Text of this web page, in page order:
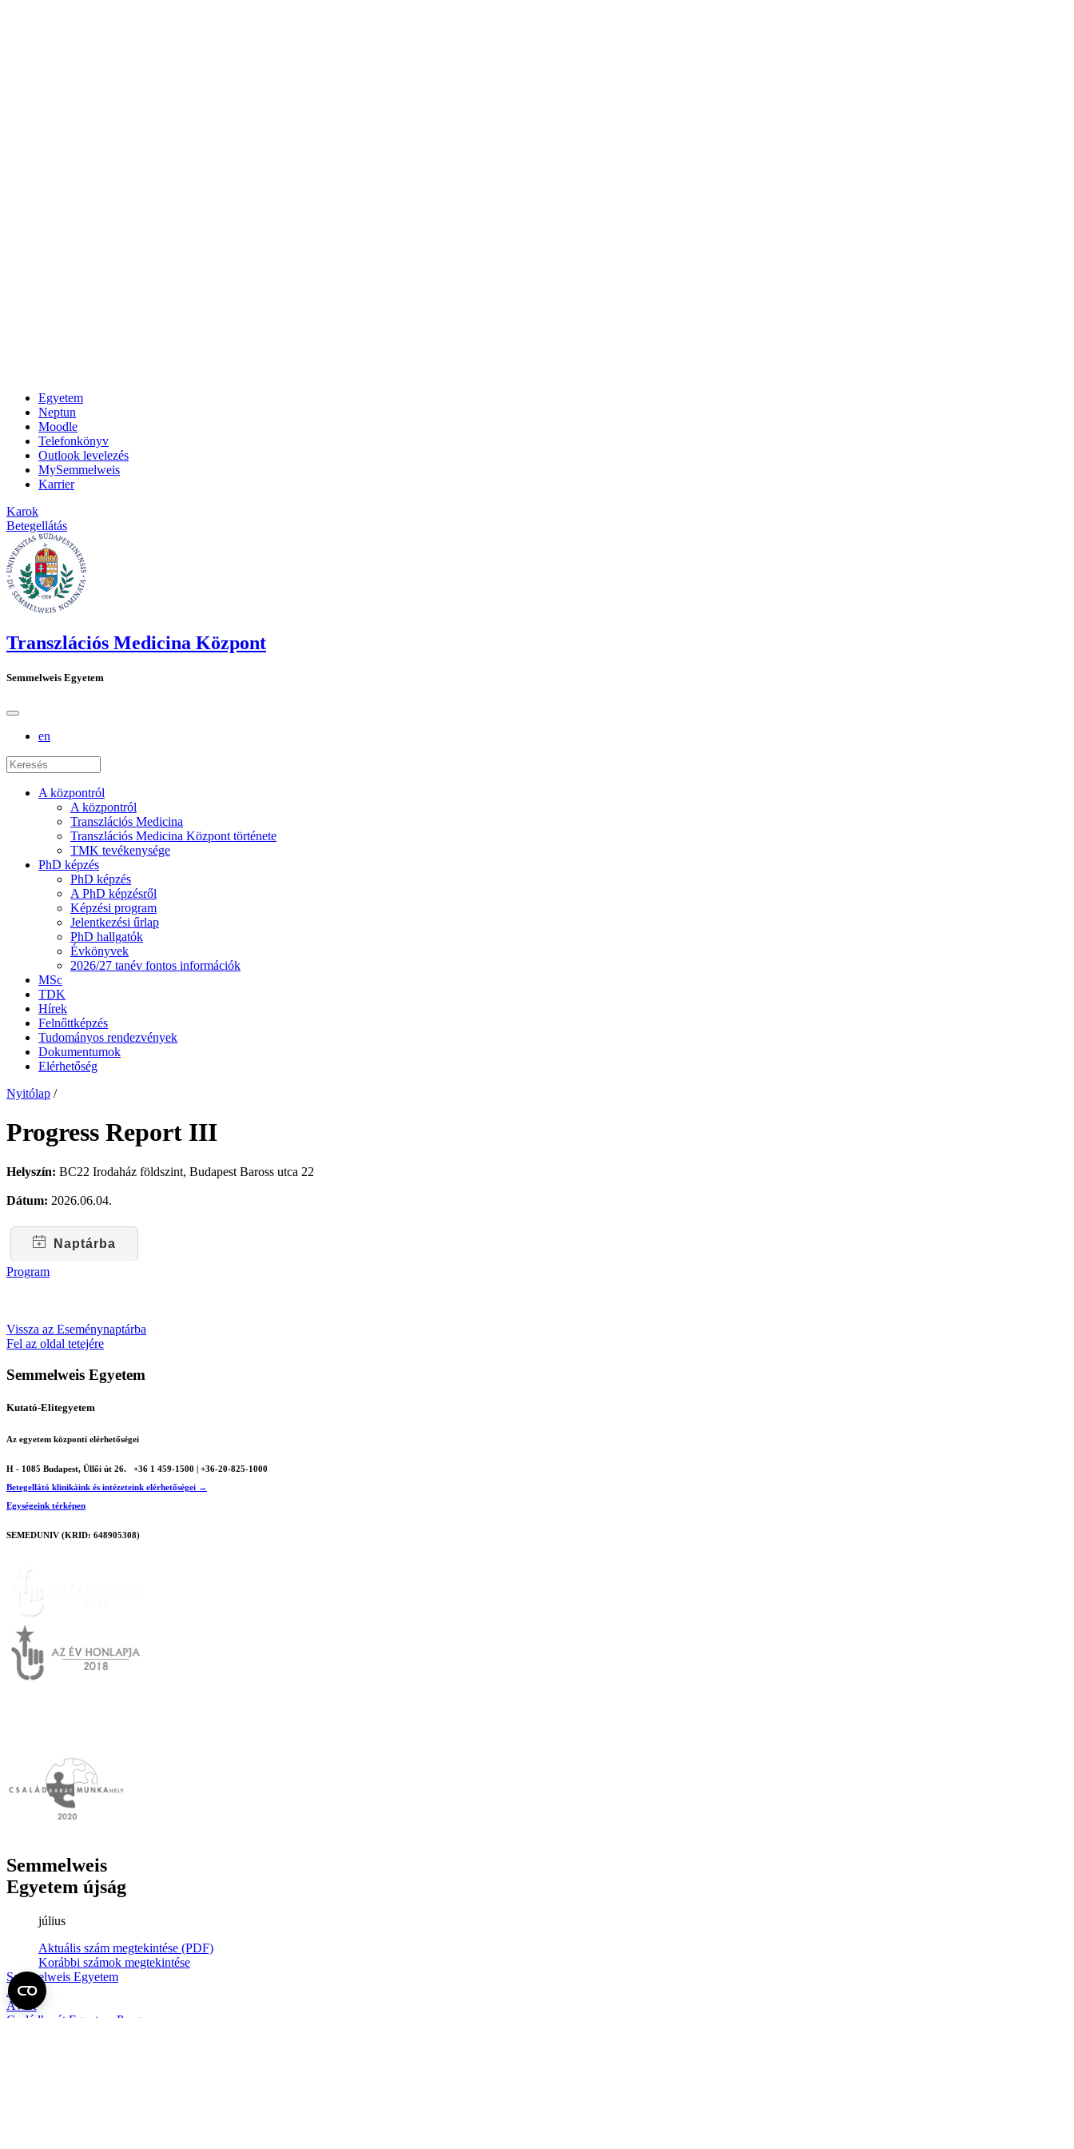
Egyetem
Neptun
Moodle
Telefonkönyv
Outlook levelezés
MySemmelweis
Karrier
Karok
Betegellátás
Transzlációs Medicina Központ
Semmelweis Egyetem
en
A központról
A központról
Transzlációs Medicina
Transzlációs Medicina Központ története
TMK tevékenysége
PhD képzés
PhD képzés
A PhD képzésről
Képzési program
Jelentkezési űrlap
PhD hallgatók
Évkönyvek
2026/27 tanév fontos információk
MSc
TDK
Hírek
Felnőttképzés
Tudományos rendezvények
Dokumentumok
Elérhetőség
Nyitólap /
Progress Report III
Helyszín: BC22 Irodaház földszint, Budapest Baross utca 22
Dátum: 2026.06.04.
Naptárba
Program
Vissza az Eseménynaptárba
Fel az oldal tetejére
Semmelweis Egyetem
Kutató-Elitegyetem
Az egyetem központi elérhetőségei
H - 1085 Budapest, Üllői út 26.
+36 1 459-1500 | +36-20-825-1000
Betegellátó klinikáink és intézeteink elérhetőségei →
Egységeink térképen
SEMEDUNIV (KRID: 648905308)
Semmelweis
Egyetem újság
július
Aktuális szám megtekintése (PDF)
Korábbi számok megtekintése
Semmelweis Egyetem
Alumni
AVIR
Családbarát Egyetem Program